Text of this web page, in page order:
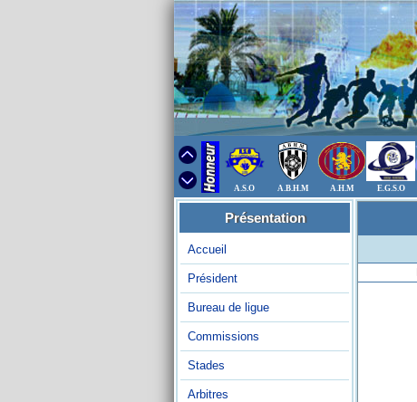
A.S.O A.B.H.M A.H.M E.G.S.O
Présentation
Accueil
Président
Bureau de ligue
Commissions
Stades
Arbitres